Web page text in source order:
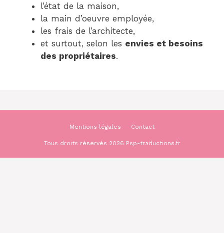
l’état de la maison,
la main d’oeuvre employée,
les frais de l’architecte,
et surtout, selon les envies et besoins
des propriétaires.
Mentions légales Contact
Tous droits réservés 2026 Psp-traductions.fr